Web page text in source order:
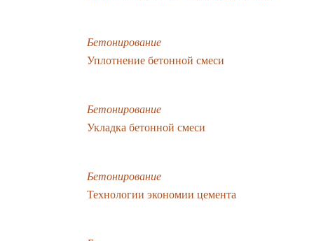
Бетонирование
Уплотнение бетонной смеси
Бетонирование
Укладка бетонной смеси
Бетонирование
Технологии экономии цемента